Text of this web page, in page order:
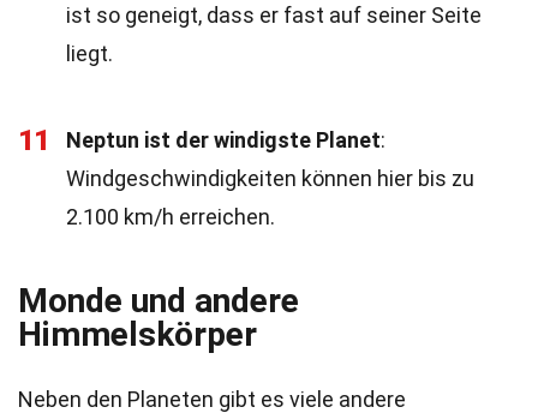
ist so geneigt, dass er fast auf seiner Seite
liegt.
11 Neptun ist der windigste Planet:
Windgeschwindigkeiten können hier bis zu
2.100 km/h erreichen.
Monde und andere
Himmelskörper
Neben den Planeten gibt es viele andere